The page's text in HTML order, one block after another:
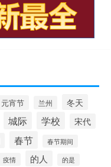
元宵节 兰州 冬天
城际 学校 宋代
春节 春节期间
疫情 的人 的是